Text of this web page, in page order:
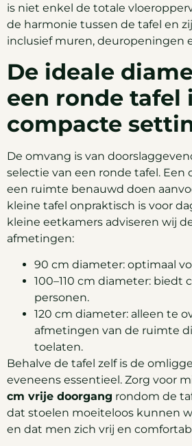
is niet enkel de totale
de harmonie tussen de tafel en
inclusief muren, deuropeningen
De ideale
een ronde tafel
compacte
De omvang is van
selectie van een ronde tafel. Een
een ruimte benauwd doen
kleine tafel onpraktisch is voor
kleine eetkamers adviseren wij
afmetingen:
90 cm diameter: optimaal
100–110 cm diameter: biedt
personen.
120 cm diameter: alleen te
afmetingen van de ruimte
toelaten.
Behalve de tafel zelf is de
eveneens essentieel. Zorg voor
cm vrije doorgang rondom de
dat stoelen moeiteloos kunnen
en dat men zich vrij en